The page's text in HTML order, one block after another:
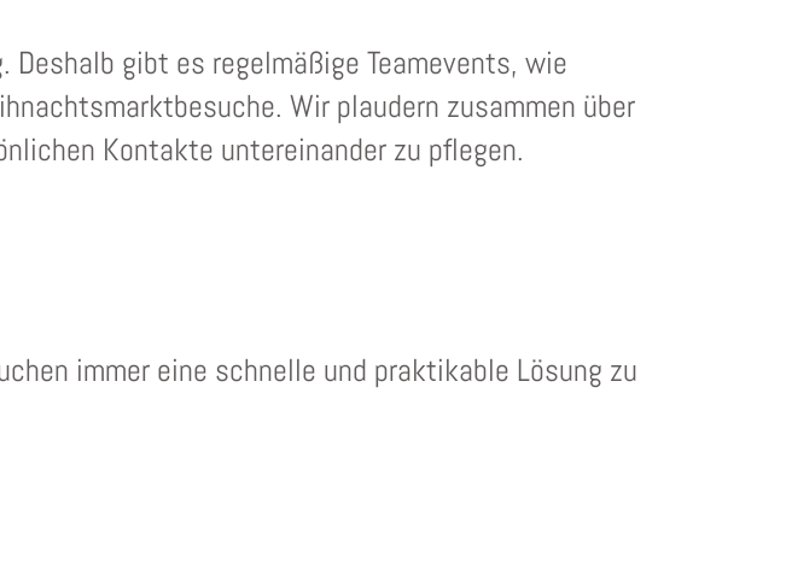
gibt es regelmäßige Teamevents, wie
Wir plaudern zusammen über
Kontakte untereinander zu pflegen.
immer eine schnelle und praktikable Lösung zu